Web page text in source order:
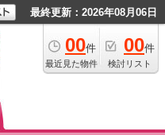
最終更新：2026年08月06日
00件
最近見た物件
00件
検討リスト